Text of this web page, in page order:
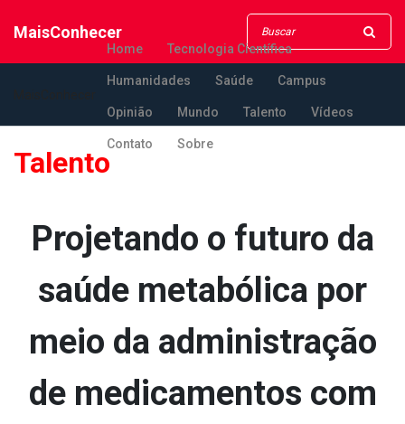
MaisConhecer
Home Tecnologia Científica
Humanidades Saúde Campus
Opinião Mundo Talento Vídeos
Contato Sobre
Talento
Projetando o futuro da
saúde metabólica por
meio da administração
de medicamentos com